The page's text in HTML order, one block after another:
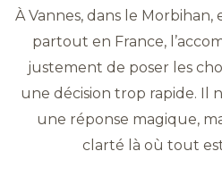
À Vannes, dans le
partout en France,
justement de poser les
une décision trop rapide. Il
une réponse magique,
clarté là où tout